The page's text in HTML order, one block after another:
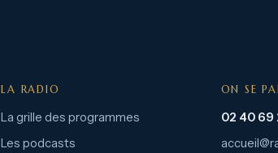
LA RADIO
La grille des programmes
Les podcasts
ON SE
02 40 69